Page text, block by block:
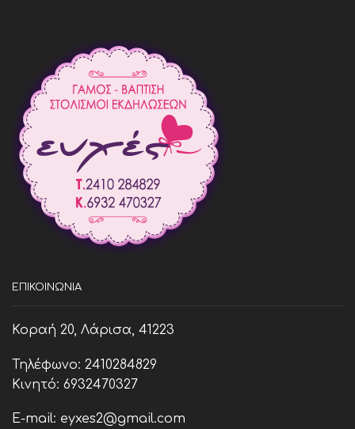
ΕΠΙΚΟΙΝΩΝΊΑ
Κοραή 20, Λάρισα, 41223
Τηλέφωνο: 2410284829
Κινητό: 6932470327
E-mail: eyxes2@gmail.com